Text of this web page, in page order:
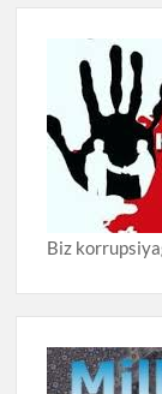
Biz